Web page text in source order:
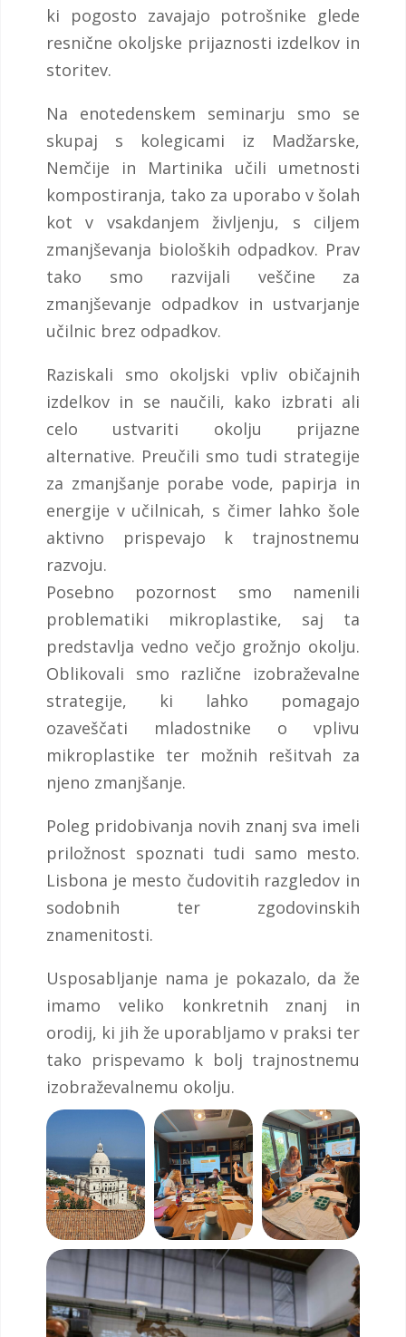
ki pogosto zavajajo potrošnike glede
resnične okoljske prijaznosti izdelkov in
storitev.
Na enotedenskem seminarju smo se
skupaj s kolegicami iz Madžarske,
Nemčije in Martinika učili umetnosti
kompostiranja, tako za uporabo v šolah
kot v vsakdanjem življenju, s ciljem
zmanjševanja bioloških odpadkov. Prav
tako smo razvijali veščine za
zmanjševanje odpadkov in ustvarjanje
učilnic brez odpadkov.
Raziskali smo okoljski vpliv običajnih
izdelkov in se naučili, kako izbrati ali
celo ustvariti okolju prijazne
alternative. Preučili smo tudi strategije
za zmanjšanje porabe vode, papirja in
energije v učilnicah, s čimer lahko šole
aktivno prispevajo k trajnostnemu
razvoju.
Posebno pozornost smo namenili
problematiki mikroplastike, saj ta
predstavlja vedno večjo grožnjo okolju.
Oblikovali smo različne izobraževalne
strategije, ki lahko pomagajo
ozaveščati mladostnike o vplivu
mikroplastike ter možnih rešitvah za
njeno zmanjšanje.
Poleg pridobivanja novih znanj sva imeli
priložnost spoznati tudi samo mesto.
Lisbona je mesto čudovitih razgledov in
sodobnih ter zgodovinskih
znamenitosti.
Usposabljanje nama je pokazalo, da že
imamo veliko konkretnih znanj in
orodij, ki jih že uporabljamo v praksi ter
tako prispevamo k bolj trajnostnemu
izobraževalnemu okolju.